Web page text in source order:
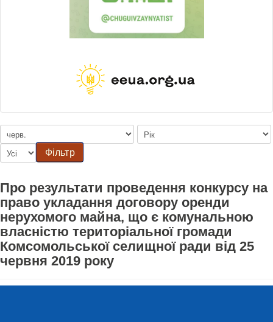
Фільтр
Про результати проведення конкурсу на
право укладання договору оренди
нерухомого майна, що є комунальною
власністю територіальної громади
Комсомольської селищної ради від 25
червня 2019 року